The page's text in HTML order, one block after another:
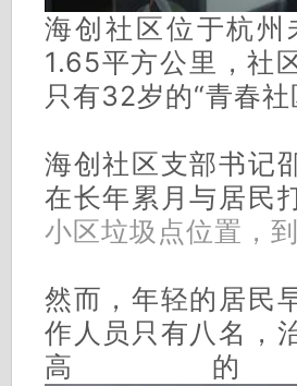
海创社区位于杭
1.65平方公里，社
只有32岁的“青春社
海创社区支部书记
在长年累月与居民
小区垃圾点位置，
然而，年轻的居民
作人员只有八名，
高